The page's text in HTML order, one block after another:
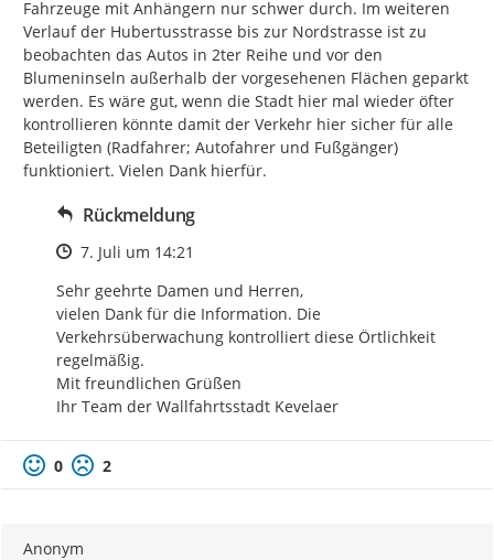
Fahrzeuge mit Anhängern nur schwer durch. Im weiteren
Verlauf der Hubertusstrasse bis zur Nordstrasse ist zu
beobachten das Autos in 2ter Reihe und vor den
Blumeninseln außerhalb der vorgesehenen Flächen geparkt
werden. Es wäre gut, wenn die Stadt hier mal wieder öfter
kontrollieren könnte damit der Verkehr hier sicher für alle
Beteiligten (Radfahrer; Autofahrer und Fußgänger)
funktioniert. Vielen Dank hierfür.
Rückmeldung
Zeitpunkt des Erstellens
7. Juli um 14:21
Sehr geehrte Damen und Herren,
vielen Dank für die Information. Die
Verkehrsüberwachung kontrolliert diese Örtlichkeit
regelmäßig.
Mit freundlichen Grüßen
Ihr Team der Wallfahrtsstadt Kevelaer
0 2
Anonym